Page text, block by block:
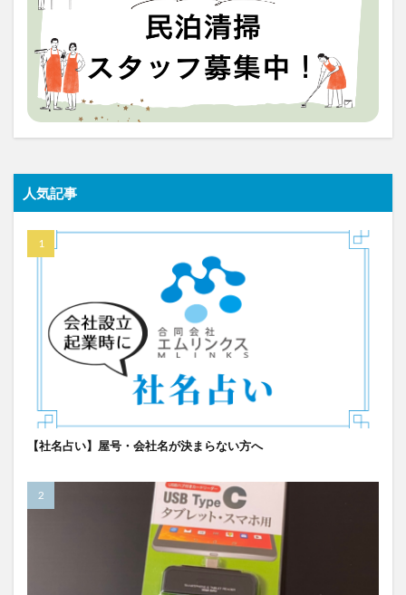
人気記事
【社名占い】屋号・会社名が決まらない方へ